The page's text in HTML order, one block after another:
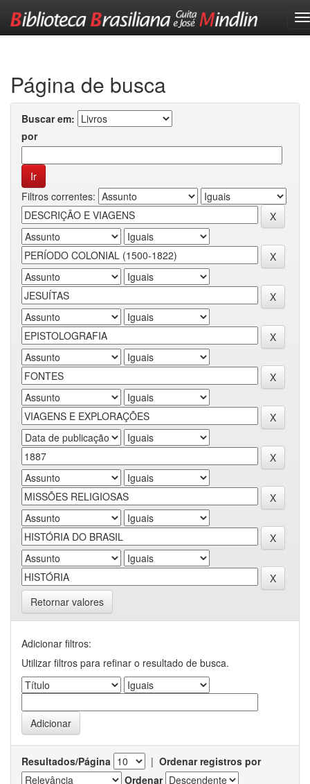
Página de busca
Buscar em:
por
Filtros correntes:
Retornar valores
Adicionar filtros:
Utilizar filtros para refinar o resultado de busca.
Resultados/Página | Ordenar registros por
Ordenar